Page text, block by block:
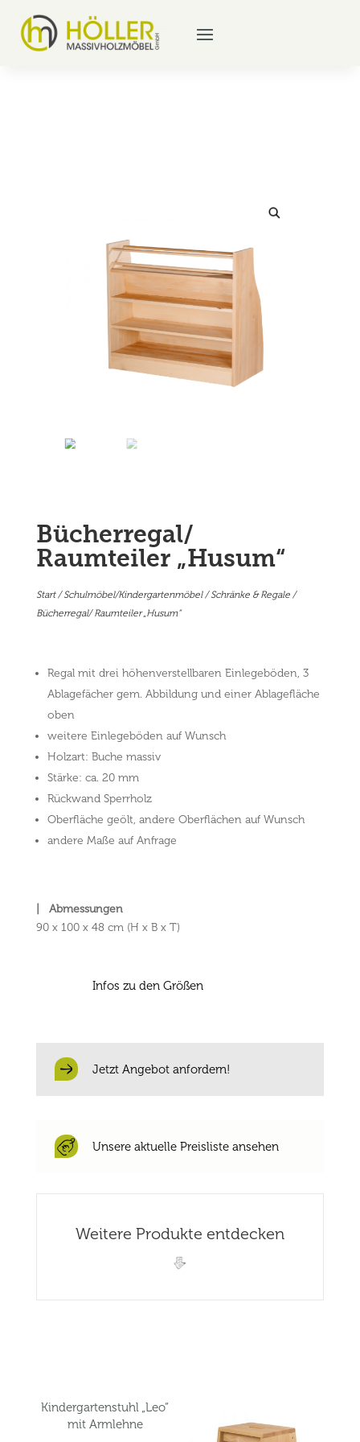
Bücherregal/
Raumteiler „Husum“
Start/Schulmöbel/Kindergartenmöbel/Schränke & Regale/
Bücherregal/ Raumteiler „Husum“
Regal mit drei höhenverstellbaren Einlegeböden, 3
Ablagefächer gem. Abbildung und einer Ablagefläche
oben
weitere Einlegeböden auf Wunsch
Holzart: Buche massiv
Stärke: ca. 20 mm
Rückwand Sperrholz
Oberfläche geölt, andere Oberflächen auf Wunsch
andere Maße auf Anfrage
| Abmessungen
90 x 100 x 48 cm (H x B x T)
Infos zu den Größen
Jetzt Angebot anfordern!
Unsere aktuelle Preisliste ansehen
Weitere Produkte entdecken
Kindergartenstuhl „Leo“
mit Armlehne